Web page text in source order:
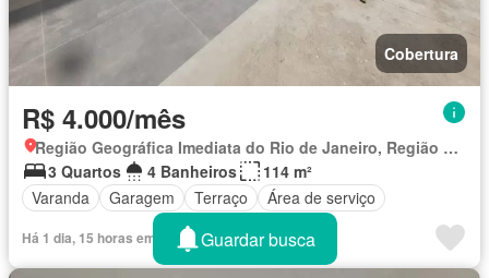
Cobertura
R$ 4.000/mês
Região Geográfica Imediata do Rio de Janeiro, Região Metropolitana do Rio de Janeiro
3 Quartos
4 Banheiros
114 m²
Varanda
Garagem Terraço Área de serviço
Há 1 dia, 15 horas em Chaves na mãoGuardar busca